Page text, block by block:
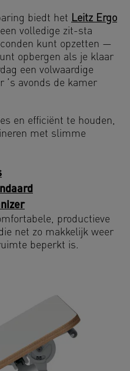
biedt het Leitz Ergo
een volledige zit-sta
kunt opzetten —
opbergen als je klaar
een volwaardige
’s avonds de kamer
en efficiënt te houden,
met slimme
productieve
net zo makkelijk weer
beperkt is.